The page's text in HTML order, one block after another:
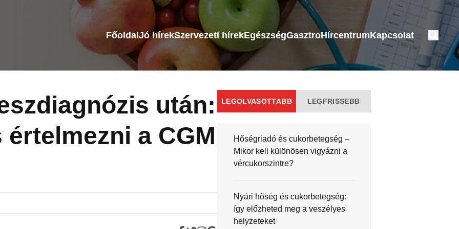
Főoldal Jó hírekSzervezeti hírekEgészségGasztroHírcentrumKapcsolat
után:
a CGM
LEGOLVASOTTABB LEGFRISSEBB
Hőségriadó és cukorbetegség –
Mikor kell különösen vigyázni a
vércukorszintre?
Nyári hőség és cukorbetegség:
így előzheted meg a veszélyes
helyzeteket